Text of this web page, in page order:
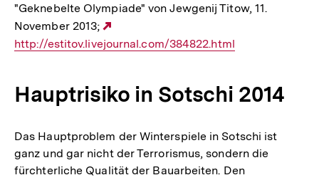
"Geknebelte Olympiade" von Jewgenij Titow, 11.
November 2013;
Link:
http://estitov.livejournal.com/384822.html
Hauptrisiko in Sotschi 2014
Das Hauptproblem der Winterspiele in Sotschi ist
ganz und gar nicht der Terrorismus, sondern die
fürchterliche Qualität der Bauarbeiten. Den